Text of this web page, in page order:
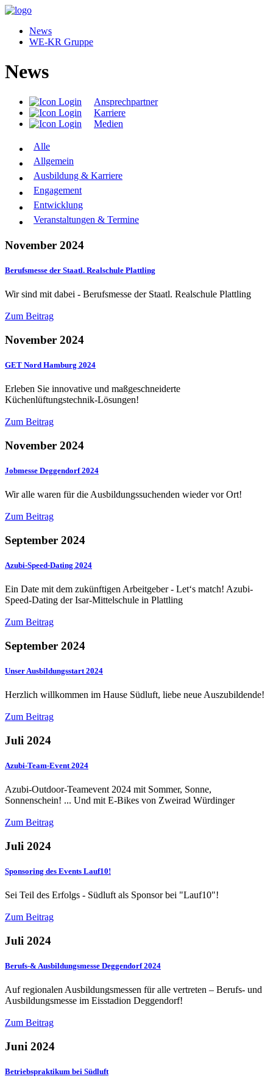
News
WE-KR Gruppe
News
Ansprechpartner
Karriere
Medien
Alle
Allgemein
Ausbildung & Karriere
Engagement
Entwicklung
Veranstaltungen & Termine
November 2024
Berufsmesse der Staatl. Realschule Plattling
Wir sind mit dabei - Berufsmesse der Staatl. Realschule Plattling
Zum Beitrag
November 2024
GET Nord Hamburg 2024
Erleben Sie innovative und maßgeschneiderte
Küchenlüftungstechnik-Lösungen!
Zum Beitrag
November 2024
Jobmesse Deggendorf 2024
Wir alle waren für die Ausbildungssuchenden wieder vor Ort!
Zum Beitrag
September 2024
Azubi-Speed-Dating 2024
Ein Date mit dem zukünftigen Arbeitgeber - Let‘s match! Azubi-
Speed-Dating der Isar-Mittelschule in Plattling
Zum Beitrag
September 2024
Unser Ausbildungsstart 2024
Herzlich willkommen im Hause Südluft, liebe neue Auszubildende!
Zum Beitrag
Juli 2024
Azubi-Team-Event 2024
Azubi-Outdoor-Teamevent 2024 mit Sommer, Sonne,
Sonnenschein! ... Und mit E-Bikes von Zweirad Würdinger
Zum Beitrag
Juli 2024
Sponsoring des Events Lauf10!
Sei Teil des Erfolgs - Südluft als Sponsor bei "Lauf10"!
Zum Beitrag
Juli 2024
Berufs-& Ausbildungsmesse Deggendorf 2024
Auf regionalen Ausbildungsmessen für alle vertreten – Berufs- und
Ausbildungsmesse im Eisstadion Deggendorf!
Zum Beitrag
Juni 2024
Betriebspraktikum bei Südluft